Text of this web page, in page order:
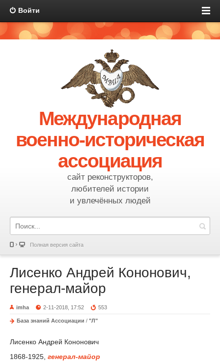
Войти
Международная
военно-историческая
ассоциация
сайт реконструкторов,
любителей истории
и увлечённых людей
Полная версия сайта
Лисенко Андрей Кононович,
генерал-майор
imha 2-11-2018, 17:52 553
База знаний Ассоциации / "Л"
Лисенко Андрей Кононович
1868-1925, генерал-майор